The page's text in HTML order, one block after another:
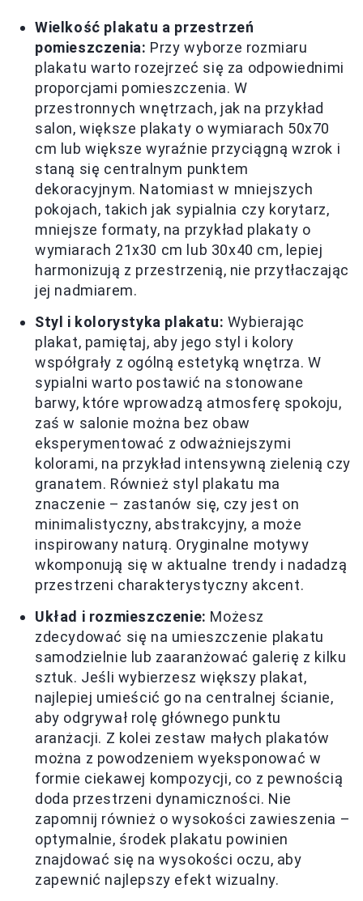
Wielkość plakatu a przestrzeń
pomieszczenia: Przy wyborze rozmiaru
plakatu warto rozejrzeć się za odpowiednimi
proporcjami pomieszczenia. W
przestronnych wnętrzach, jak na przykład
salon, większe plakaty o wymiarach 50x70
cm lub większe wyraźnie przyciągną wzrok i
staną się centralnym punktem
dekoracyjnym. Natomiast w mniejszych
pokojach, takich jak sypialnia czy korytarz,
mniejsze formaty, na przykład plakaty o
wymiarach 21x30 cm lub 30x40 cm, lepiej
harmonizują z przestrzenią, nie przytłaczając
jej nadmiarem.
Styl i kolorystyka plakatu: Wybierając
plakat, pamiętaj, aby jego styl i kolory
współgrały z ogólną estetyką wnętrza. W
sypialni warto postawić na stonowane
barwy, które wprowadzą atmosferę spokoju,
zaś w salonie można bez obaw
eksperymentować z odważniejszymi
kolorami, na przykład intensywną zielenią czy
granatem. Również styl plakatu ma
znaczenie – zastanów się, czy jest on
minimalistyczny, abstrakcyjny, a może
inspirowany naturą. Oryginalne motywy
wkomponują się w aktualne trendy i nadadzą
przestrzeni charakterystyczny akcent.
Układ i rozmieszczenie: Możesz
zdecydować się na umieszczenie plakatu
samodzielnie lub zaaranżować galerię z kilku
sztuk. Jeśli wybierzesz większy plakat,
najlepiej umieścić go na centralnej ścianie,
aby odgrywał rolę głównego punktu
aranżacji. Z kolei zestaw małych plakatów
można z powodzeniem wyeksponować w
formie ciekawej kompozycji, co z pewnością
doda przestrzeni dynamiczności. Nie
zapomnij również o wysokości zawieszenia –
optymalnie, środek plakatu powinien
znajdować się na wysokości oczu, aby
zapewnić najlepszy efekt wizualny.